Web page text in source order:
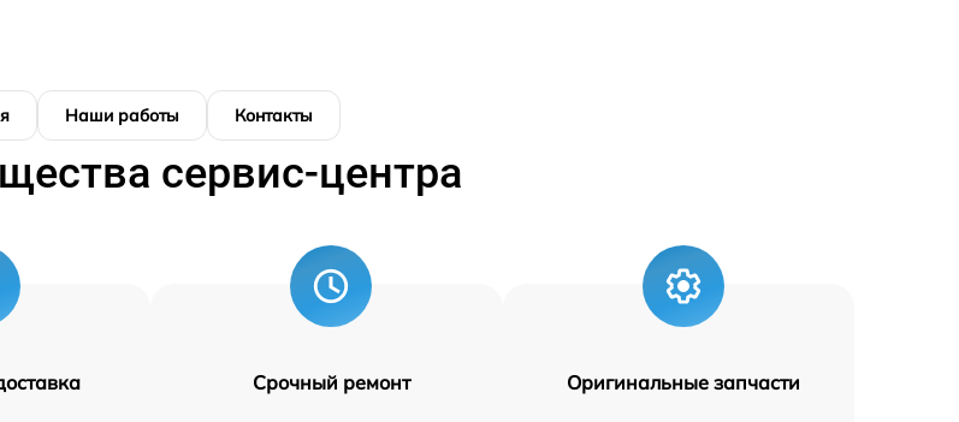
Наши работы Контакты
сервис-центра
Срочный ремонт Оригинальные запчасти